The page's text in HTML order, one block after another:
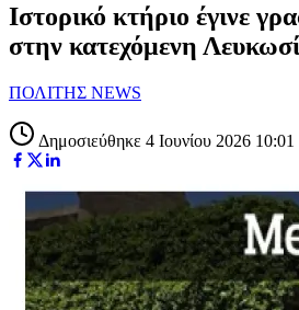
Ιστορικό κτήριο έγινε
στην κατεχόμενη
ΠΟΛΙΤΗΣ NEWS
Δημοσιεύθηκε 4 Ιουνίου 2026 10:01